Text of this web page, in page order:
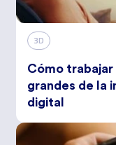
3D
Cómo trabajar
grandes de la
digital